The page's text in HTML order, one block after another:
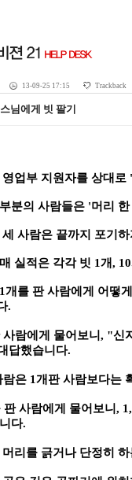
13-09-25 17:15 Trackback
님에게 빗 팔기
업부 지원자를 상대로 '
분의 사람들은 '머리
세 사람은 끝까지 포기
실적은 각각 빗 1개, 10
1개를 판 사람에게 어떻
.
람에게 물어보니 , "신
답했습니다.
람은1개판 사람보다는
판 사람에게 물어보니 ,
다.
리를 긁거나 단정히